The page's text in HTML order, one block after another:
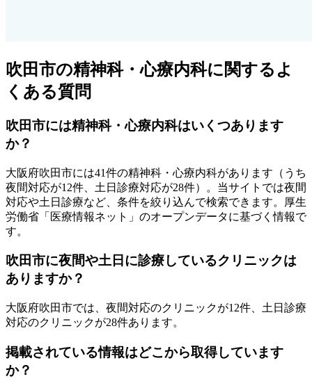
吹田市の精神科・心療内科に関するよ
くある質問
吹田市には精神科・心療内科はいくつあります
か？
大阪府吹田市には41件の精神科・心療内科があります （うち
夜間対応が12件、土日診療対応が28件）
。当サイトでは夜間
対応や土日診療など、条件を絞り込んで検索できます。厚生
労働省「医療情報ネット」のオープンデータに基づく情報で
す。
吹田市に夜間や土日に診療しているクリニックは
ありますか？
大阪府吹田市では、夜間対応のクリニックが12件、土日診療
対応のクリニックが28件あります。
掲載されている情報はどこから取得しています
か？